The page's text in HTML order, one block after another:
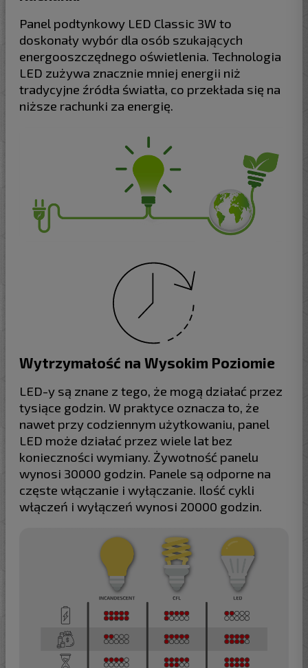
Panel podtynkowy LED Classic 3W to
doskonały wybór dla osób szukających
energooszczędnego oświetlenia. Technologia
LED zużywa znacznie mniej energii niż
tradycyjne źródła światła, co przekłada się na
niższe rachunki za energię.
Wytrzymałość na Wysokim Poziomie
LED-y są znane z tego, że mogą działać przez
tysiące godzin. W praktyce oznacza to, że
nawet przy codziennym użytkowaniu, panel
LED może działać przez wiele lat bez
konieczności wymiany. Żywotność panelu
wynosi 30000 godzin. Panele są odporne na
częste włączanie i wyłączanie. Ilość cykli
włączeń i wyłączeń wynosi 20000 godzin.